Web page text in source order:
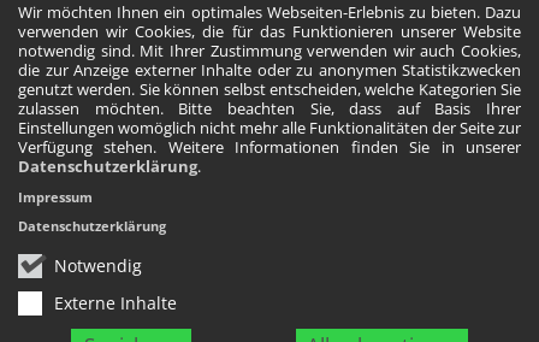
Wir möchten Ihnen ein optimales Webseiten-Erlebnis zu bieten. Dazu
verwenden wir Cookies, die für das Funktionieren unserer Website
notwendig sind. Mit Ihrer Zustimmung verwenden wir auch Cookies,
die zur Anzeige externer Inhalte oder zu anonymen Statistikzwecken
genutzt werden. Sie können selbst entscheiden, welche Kategorien Sie
zulassen möchten. Bitte beachten Sie, dass auf Basis Ihrer
Einstellungen womöglich nicht mehr alle Funktionalitäten der Seite zur
Verfügung stehen. Weitere Informationen finden Sie in unserer
Datenschutzerklärung.
Notwendig
Externe Inhalte
Impressum
Datenschutzerklärung